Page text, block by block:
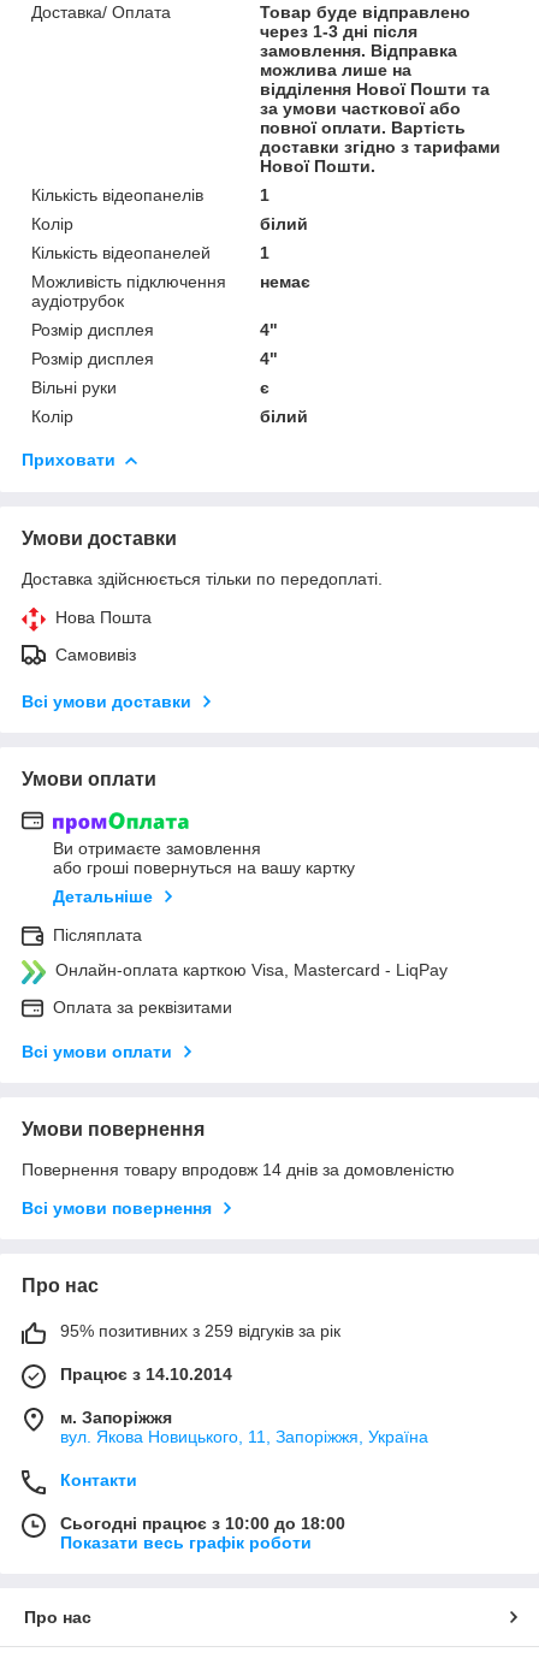
Доставка/ Оплата
Товар буде відправлено
через 1-3 дні після
замовлення. Відправка
можлива лише на
відділення Нової Пошти та
за умови часткової або
повної оплати. Вартість
доставки згідно з тарифами
Нової Пошти.
Кількість відеопанелів
1
Колір
білий
Кількість відеопанелей
1
Можливість підключення
аудіотрубок
немає
Розмір дисплея
4"
Розмір дисплея
4"
Вільні руки
є
Колір
білий
Приховати
Умови доставки
Доставка здійснюється тільки по передоплаті.
Нова Пошта
Самовивіз
Всі умови доставки
Умови оплати
Ви отримаєте замовлення
або гроші повернуться на вашу картку
Детальніше
Післяплата
Онлайн-оплата карткою Visa, Mastercard - LiqPay
Оплата за реквізитами
Всі умови оплати
Умови повернення
Повернення товару впродовж 14 днів за домовленістю
Всі умови повернення
Про нас
95% позитивних з 259 відгуків за рік
Працює з 14.10.2014
м. Запоріжжя
вул. Якова Новицького, 11, Запоріжжя, Україна
Контакти
Сьогодні працює з 10:00 до 18:00
Показати весь графік роботи
Про нас